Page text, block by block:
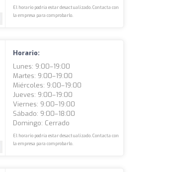
El horario podría estar desactualizado. Contacta con
la empresa para comprobarlo.
Horario:
Lunes: 9:00–19:00
Martes: 9:00–19:00
Miércoles: 9:00–19:00
Jueves: 9:00–19:00
Viernes: 9:00–19:00
Sábado: 9:00–18:00
Domingo: Cerrado
El horario podría estar desactualizado. Contacta con
la empresa para comprobarlo.